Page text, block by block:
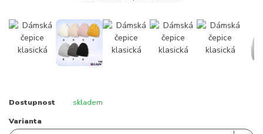
Dostupnost skladem
Varianta